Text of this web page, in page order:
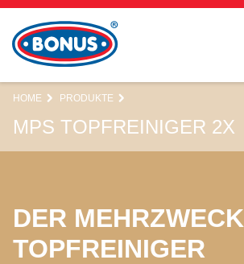
HOME PRODUKTE
MPS TOPFREINIGER 2X
DER MEHRZWECK
TOPFREINIGER